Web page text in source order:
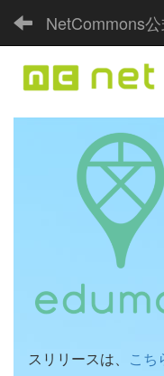
NetCommons
スリリースは、 こち